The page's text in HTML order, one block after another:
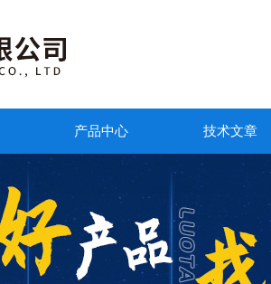
产品中心 技术文章